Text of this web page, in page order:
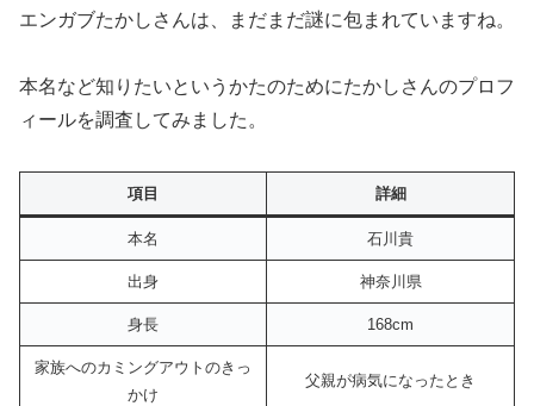
エンガブたかしさんは、まだまだ謎に包まれていますね。
本名など知りたいというかたのためにたかしさんのプロフ
ィールを調査してみました。
項目 詳細
本名 石川貴
出身 神奈川県
身長 168cm
家族へのカミングアウトのきっ
かけ
父親が病気になったとき